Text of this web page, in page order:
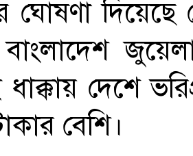
দিয়েছে
ধাক্কায় দেশে
বেশি।